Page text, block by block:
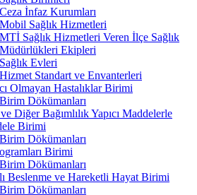
Ceza İnfaz Kurumları
Mobil Sağlık Hizmetleri
MTİ Sağlık Hizmetleri Veren İlçe Sağlık
Müdürlükleri Ekipleri
Sağlık Evleri
Hizmet Standart ve Envanterleri
Olmayan Hastalıklar Birimi
Birim Dökümanları
Diğer Bağımlılık Yapıcı Maddelerle
Birimi
Birim Dökümanları
Birimi
Birim Dökümanları
Beslenme ve Hareketli Hayat Birimi
Birim Dökümanları